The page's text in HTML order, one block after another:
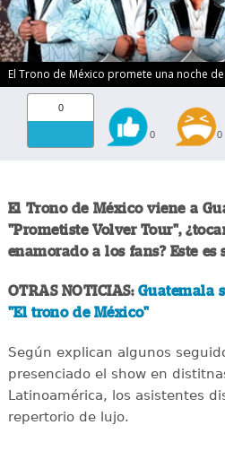
El Trono de México promete una noche
0
0 0
El Trono de México viene a
"Prometiste Volver Tour",
enamorado a los fans? Este es
OTRAS NOTICIAS:Guatemala
"El trono de México"
Según explican algunos
presenciado el show en
Latinoamérica, los asistentes
repertorio de lujo.